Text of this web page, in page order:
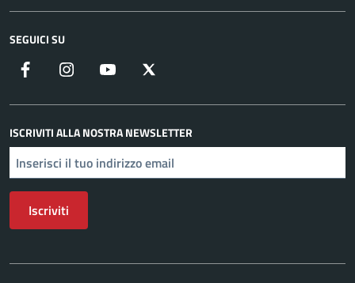
SEGUICI SU
Facebook Instagram YouTube
ISCRIVITI ALLA NOSTRA NEWSLETTER